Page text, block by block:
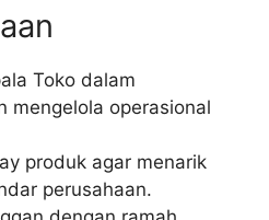
Toko dalam
mengelola operasional
produk agar menarik
perusahaan.